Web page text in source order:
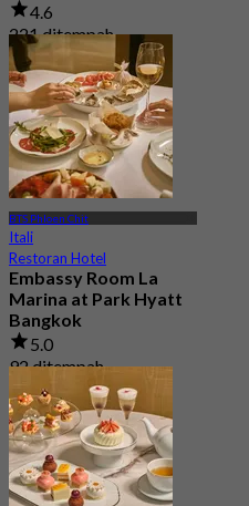
4.6
221 ditempah
Dari฿ 1,995
BTS Phloen Chit
Itali
Restoran Hotel
Embassy Room La
Marina at Park Hyatt
Bangkok
5.0
92 ditempah
Dari฿ 980